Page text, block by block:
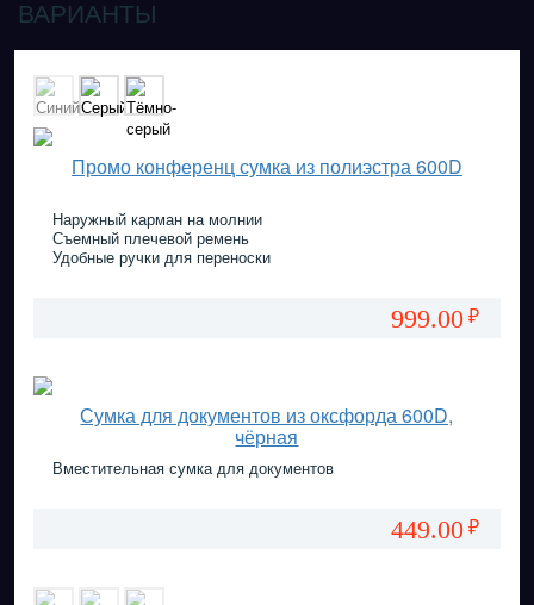
ВАРИАНТЫ
Промо конференц сумка из полиэстра 600D
Наружный карман на молнии
Съемный плечевой ремень
Удобные ручки для переноски
999.00 ₽
Сумка для документов из оксфорда 600D,
чёрная
Вместительная сумка для документов
449.00 ₽